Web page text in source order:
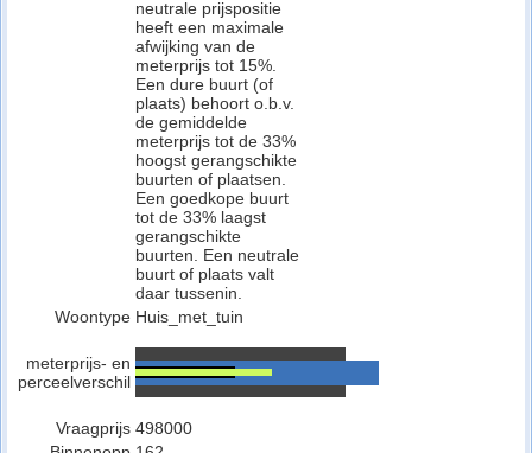
neutrale prijspositie
heeft een maximale
afwijking van de
meterprijs tot 15%.
Een dure buurt (of
plaats) behoort o.b.v.
de gemiddelde
meterprijs tot de 33%
hoogst gerangschikte
buurten of plaatsen.
Een goedkope buurt
tot de 33% laagst
gerangschikte
buurten. Een neutrale
buurt of plaats valt
daar tussenin.
Woontype Huis_met_tuin
meterprijs- en
perceelverschil
Vraagprijs 498000